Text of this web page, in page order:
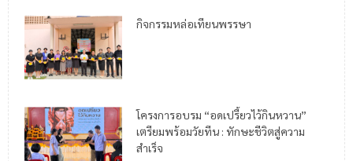
กิจกรรมหล่อเทียนพรรษา
โครงการอบรม “อดเปรี้ยวไว้กินหวาน”
เตรียมพร้อมวัยทีน : ทักษะชีวิตสู่ความ
สำเร็จ